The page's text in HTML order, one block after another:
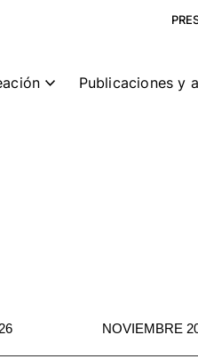
Publicaciones y
NOVIEMBRE